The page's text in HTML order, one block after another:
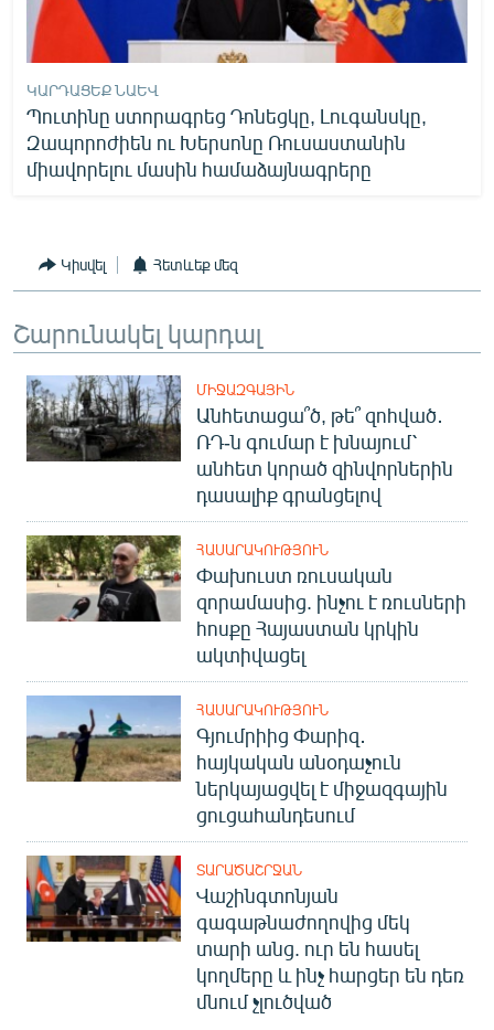
ԿԱՐԴԱՑԵՔ ՆԱԵՎ
Պուտինը ստորագրեց Դոնեցկը, Լուգանսկը,
Զապորոժիեն ու Խերսոնը Ռուսաստանին
միավորելու մասին համաձայնագրերը
Կիսվել Հետևեք մեզ
Շարունակել կարդալ
ՄԻՋԱԶԳԱՅԻՆ
Անհետացա՞ծ, թե՞ զոհված․
ՌԴ-ն գումար է խնայում՝
անհետ կորած զինվորներին
դասալիք գրանցելով
ՀԱՍԱՐԱԿՈՒԹՅՈՒՆ
Փախուստ ռուսական
զորամասից. ինչու է ռուսների
հոսքը Հայաստան կրկին
ակտիվացել
ՀԱՍԱՐԱԿՈՒԹՅՈՒՆ
Գյումրիից Փարիզ․
հայկական անօդաչուն
ներկայացվել է միջազգային
ցուցահանդեսում
ՏԱՐԱԾԱՇՐՋԱՆ
Վաշինգտոնյան
գագաթնաժողովից մեկ
տարի անց. ուր են հասել
կողմերը և ինչ հարցեր են դեռ
մնում չլուծված